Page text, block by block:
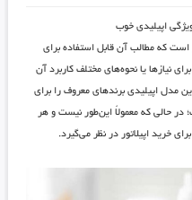
اپیلیدی خوب
است که مطالب آن قابل استفاده برای
نیازها یا نحوه‌های مختلف کاربرد آن
مدل اپیلیدی برندهای معروف را برای
در حالی که معمولاً این‌طور نیست و هر
خرید اپیلاتور در نظر می‌گیرد.